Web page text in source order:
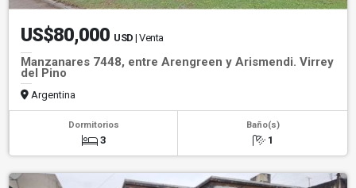
US$80,000 USD | Venta
Manzanares 7448, entre Arengreen y Arismendi. Virrey
del Pino
Argentina
Dormitorios
3
Baño(s)
1